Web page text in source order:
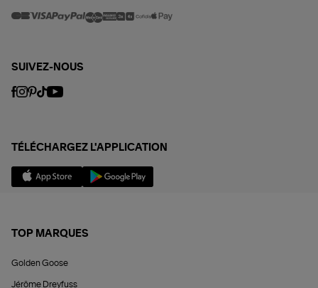
SUIVEZ-NOUS
TÉLÉCHARGEZ L'APPLICATION
TOP MARQUES
Golden Goose
Jérôme Dreyfuss